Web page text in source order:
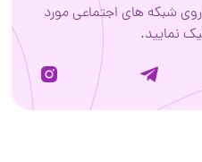
شبکه های اجتماعی مورد
نمایید.